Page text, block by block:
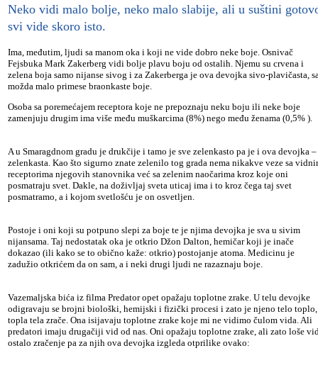
Neko vidi malo bolje, neko malo slabije, ali u suštini
svi vide skoro isto.
Ima, međutim, ljudi sa manom oka i koji ne vide dobro neke boje. Osnivač
Fejsbuka Mark Zakerberg vidi bolje plavu boju od ostalih. Njemu su crvena i
zelena boja samo nijanse sivog i za Zakerberga je ova devojka sivo-plavičasta,
možda malo primese braonkaste boje.
Osoba sa poremećajem receptora koje ne prepoznaju neku boju ili neke boje
zamenjuju drugim ima više među muškarcima (8%) nego među ženama (0,5% ).
A u Smaragdnom gradu je drukčije i tamo je sve zelenkasto pa je i ova devojka –
zelenkasta. Kao što sigurno znate zelenilo tog grada nema nikakve veze sa
receptorima njegovih stanovnika već sa zelenim naočarima kroz koje oni
posmatraju svet. Dakle, na doživljaj sveta uticaj ima i to kroz čega taj svet
posmatramo, a i kojom svetlošću je on osvetljen.
Postoje i oni koji su potpuno slepi za boje te je njima devojka je sva u sivim
nijansama. Taj nedostatak oka je otkrio Džon Dalton, hemičar koji je inače
dokazao (ili kako se to obično kaže: otkrio) postojanje atoma. Medicinu je
zadužio otkrićem da on sam, a i neki drugi ljudi ne razaznaju boje.
Vazemaljska bića iz filma Predator opet opažaju toplotne zrake. U telu devojke
odigravaju se brojni biološki, hemijski i fizički procesi i zato je njeno telo toplo,
topla tela zrače. Ona isijavaju toplotne zrake koje mi ne vidimo čulom vida. Ali
predatori imaju drugačiji vid od nas. Oni opažaju toplotne zrake, ali zato loše
ostalo zračenje pa za njih ova devojka izgleda otprilike ovako: